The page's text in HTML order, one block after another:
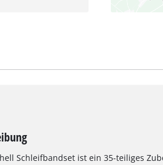
Schleifbandset ist ein 35-teiliges